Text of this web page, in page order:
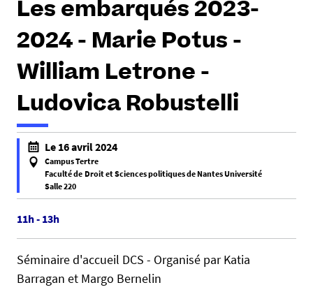
Les embarqués 2023-
2024 - Marie Potus -
William Letrone -
Ludovica Robustelli
h
p
:
/
/
d
Le 16 avril 2024
Campus Tertre
Faculté de Droit et Sciences politiques de Nantes Université
Salle 220
f
a
s
e
f
11h - 13h
Séminaire d'accueil DCS - Organisé par Katia
Barragan et Margo Bernelin